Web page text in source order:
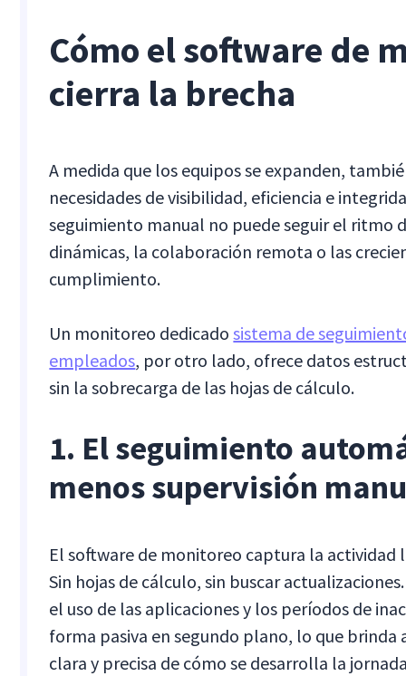
Cómo el software de
cierra la brecha
A medida que los equipos se expanden,
necesidades de visibilidad, eficiencia e
seguimiento manual no puede seguir el ritmo
dinámicas, la colaboración remota o las
cumplimiento.
Un monitoreo dedicadosistema de
empleados, por otro lado, ofrece datos
sin la sobrecarga de las hojas de cálculo.
1. El seguimiento
menos supervisión
El software de monitoreo captura la
Sin hojas de cálculo, sin buscar
el uso de las aplicaciones y los períodos de
forma pasiva en segundo plano, lo que brinda
clara y precisa de cómo se desarrolla la